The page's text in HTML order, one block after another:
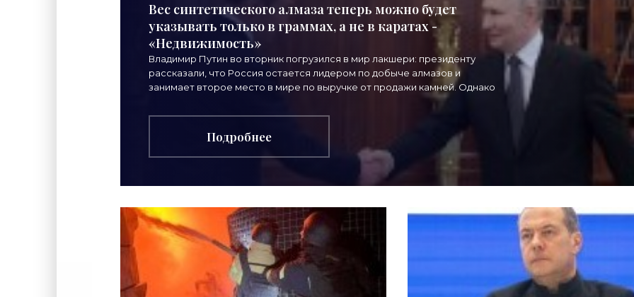
Вес синтетического алмаза теперь можно будет
указывать только в граммах, а не в каратах -
«Недвижимость»
Владимир Путин во вторник погрузился в мир лакшери: президенту
рассказали, что Россия остается лидером по добыче алмазов и
занимает второе место в мире по выручке от продажи камней. Однако
Подробнее